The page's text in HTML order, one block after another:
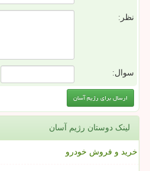
نظر:
سوال:
لینک دوستان رژیم آسان
خرید و فروش خودرو